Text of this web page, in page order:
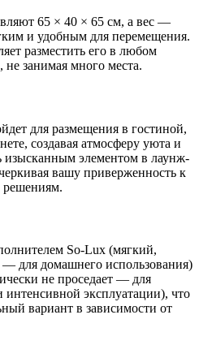
65 × 40 × 65 см, а вес —
и удобным для перемещения.
разместить его в любом
не занимая много места.
для размещения в гостиной,
создавая атмосферу уюта и
изысканным элементом в лаунж-
вашу приверженность к
решениям.
So-Lux (мягкий,
для домашнего использования)
не проседает — для
интенсивной эксплуатации), что
вариант в зависимости от